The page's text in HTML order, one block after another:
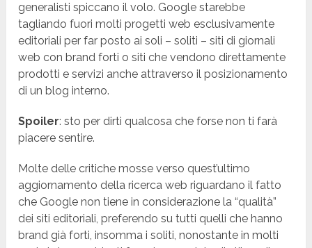
generalisti spiccano il volo. Google starebbe
tagliando fuori molti progetti web esclusivamente
editoriali per far posto ai soli – soliti – siti di giornali
web con brand forti o siti che vendono direttamente
prodotti e servizi anche attraverso il posizionamento
di un blog interno.
Spoiler: sto per dirti qualcosa che forse non ti farà
piacere sentire.
Molte delle critiche mosse verso quest’ultimo
aggiornamento della ricerca web riguardano il fatto
che Google non tiene in considerazione la “qualità”
dei siti editoriali, preferendo su tutti quelli che hanno
brand già forti, insomma i soliti, nonostante in molti